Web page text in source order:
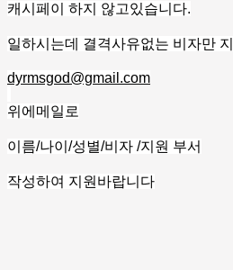
캐시페이 하지 않고있습니다.
일하시는데 결격사유없는 비자만
dyrmsgod@gmail.com
위에메일로
이름/나이/성별/비자 /지원 부서
작성하여 지원바랍니다